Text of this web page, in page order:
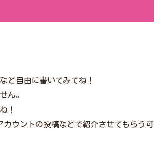
ど自由に書いてみてね！
ん。
！
カウントの投稿などで紹介させてもらう可